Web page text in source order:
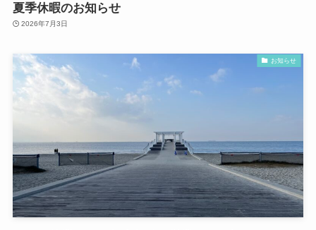
夏季休暇のお知らせ
2026年7月3日
お知らせ